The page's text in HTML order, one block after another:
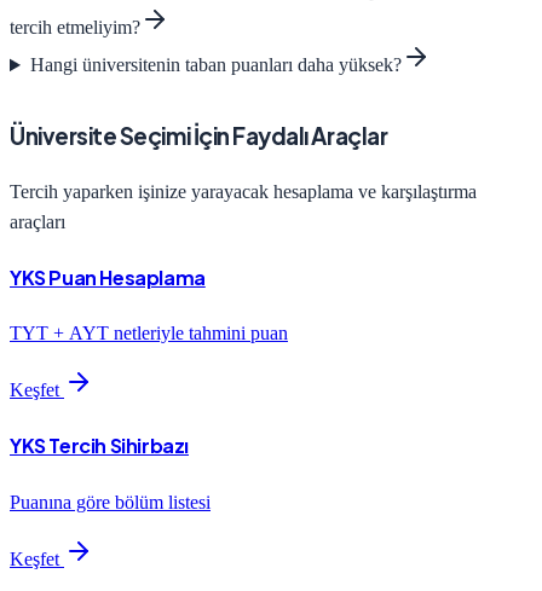
tercih etmeliyim?
Hangi üniversitenin taban puanları daha yüksek?
Üniversite Seçimi İçin Faydalı Araçlar
Tercih yaparken işinize yarayacak hesaplama ve karşılaştırma
araçları
YKS Puan Hesaplama
TYT + AYT netleriyle tahmini puan
Keşfet
YKS Tercih Sihirbazı
Puanına göre bölüm listesi
Keşfet